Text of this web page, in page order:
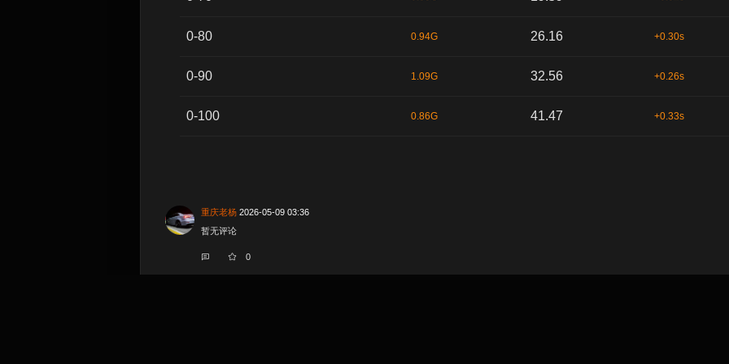
0-80 0.94G 26.16 +0.30s
0-90 1.09G 32.56 +0.26s
0-100 0.86G 41.47 +0.33s
重庆老杨 2026-05-09 03:36
暂无评论
0